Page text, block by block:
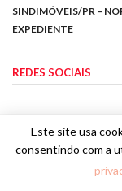
SINDIMÓVEIS/PR –
EXPEDIENTE
REDES SOCIAIS
Este site usa
consentindo com a